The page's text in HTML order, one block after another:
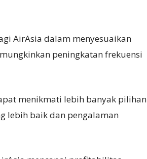
AirAsia dalam menyesuaikan
peningkatan frekuensi
menikmati lebih banyak pilihan
lebih baik dan pengalaman